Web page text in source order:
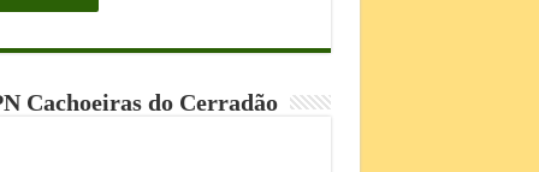
Cachoeiras do Cerradão